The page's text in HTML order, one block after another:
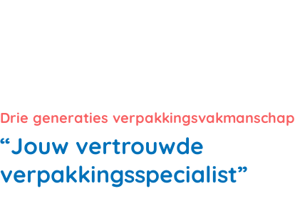
Drie generaties verpakkingsvakmanschap
“Jouw vertrouwde
verpakkingsspecialist”